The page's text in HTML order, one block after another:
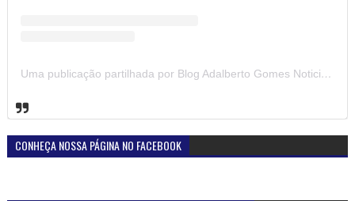
Uma publicação partilhada por Blog Adalberto Gomes Noticias (@blogadalbertogomesnoticiass)
CONHEÇA NOSSA PÁGINA NO FACEBOOK